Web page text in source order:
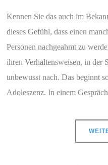
Kennen Sie das auch im
dieses Gefühl, dass einen
Personen nachgeahmt zu
ihren Verhaltensweisen, in der
unbewusst nach. Das beginnt
Adoleszenz. In einem